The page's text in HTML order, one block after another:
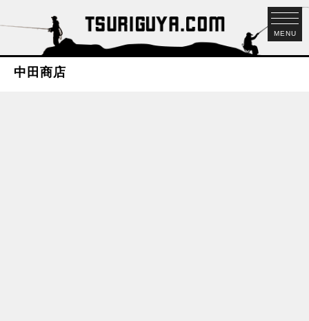
MENU
中田商店